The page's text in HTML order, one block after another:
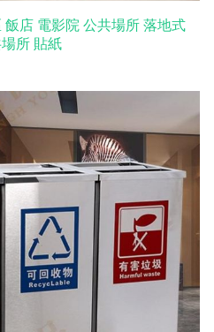
店 電影院 公共場所 落地式
所 貼紙